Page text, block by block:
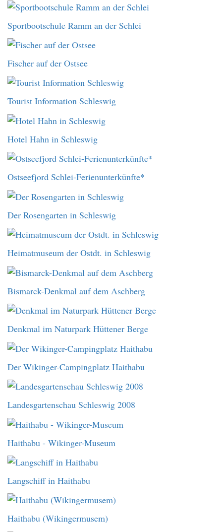
Sportbootschule Ramm an der Schlei
Fischer auf der Ostsee
Tourist Information Schleswig
Hotel Hahn in Schleswig
Ostseefjord Schlei-Ferienunterkünfte*
Der Rosengarten in Schleswig
Heimatmuseum der Ostdt. in Schleswig
Bismarck-Denkmal auf dem Aschberg
Denkmal im Naturpark Hüttener Berge
Der Wikinger-Campingplatz Haithabu
Landesgartenschau Schleswig 2008
Haithabu - Wikinger-Museum
Langschiff in Haithabu
Haithabu (Wikingermusem)